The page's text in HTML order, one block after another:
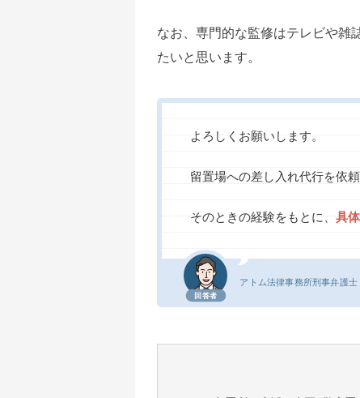
なお、専門的な監修はテレビや雑
たいと思います。
回答者
アトム法律事務所刑事弁護士
よろしくお願いします。
留置場への差し入れ代行を依
そのときの経験をもとに、具